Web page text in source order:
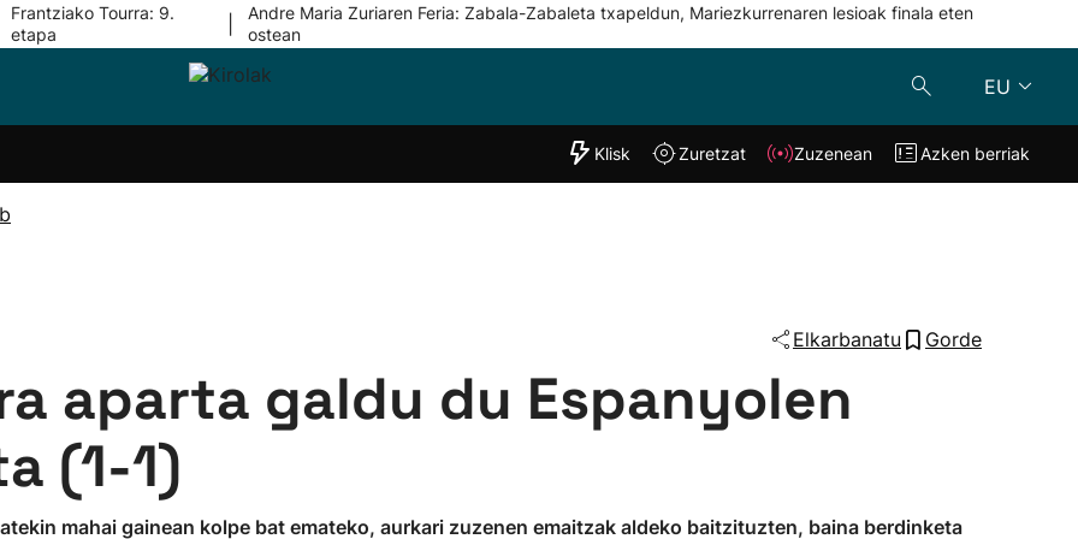
Frantziako Tourra: 9.
etapa
Andre Maria Zuriaren Feria: Zabala-Zabaleta txapeldun, Mariezkurrenaren lesioak finala eten
ostean
EU
Taldeak
"Helmuga"
Klisk Zuzenean
Klisk Zuretzat Zuzenean Azken berriak
Elkarbanatu Gorde
aparta galdu du Espanyolen
(1-1)
mahai gainean kolpe bat emateko, aurkari zuzenen emaitzak aldeko baitzituzten, baina berdinketa